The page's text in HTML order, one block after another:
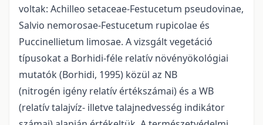
voltak: Achilleo setaceae-Festucetum pseudovinae,
Salvio nemorosae-Festucetum rupicolae és
Puccinellietum limosae. A vizsgált vegetáció
típusokat a Borhidi-féle relatív növényökológiai
mutatók (Borhidi, 1995) közül az NB
(nitrogén igény relatív értékszámai) és a WB
(relatív talajvíz- illetve talajnedvesség indikátor